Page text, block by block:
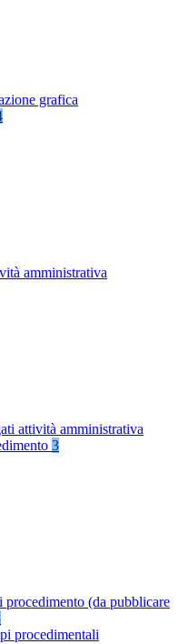
grafica
amministrativa
attività amministrativa
3
procedimento (da pubblicare
procedimentali